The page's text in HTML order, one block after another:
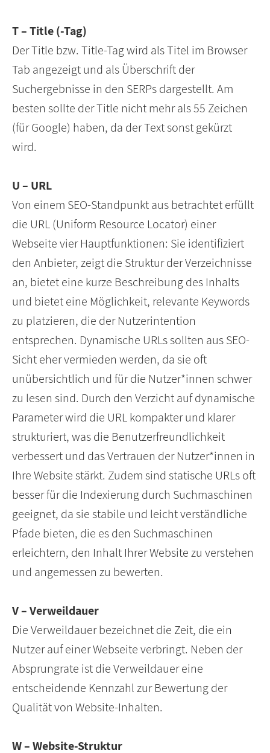
T – Title (-Tag)
Der Title bzw. Title-Tag wird als Titel im Browser
Tab angezeigt und als Überschrift der
Suchergebnisse in den SERPs dargestellt. Am
besten sollte der Title nicht mehr als 55 Zeichen
(für Google) haben, da der Text sonst gekürzt
wird.
U – URL
Von einem SEO-Standpunkt aus betrachtet erfüllt
die URL (Uniform Resource Locator) einer
Webseite vier Hauptfunktionen: Sie identifiziert
den Anbieter, zeigt die Struktur der Verzeichnisse
an, bietet eine kurze Beschreibung des Inhalts
und bietet eine Möglichkeit, relevante Keywords
zu platzieren, die der Nutzerintention
entsprechen. Dynamische URLs sollten aus SEO-
Sicht eher vermieden werden, da sie oft
unübersichtlich und für die Nutzer*innen schwer
zu lesen sind. Durch den Verzicht auf dynamische
Parameter wird die URL kompakter und klarer
strukturiert, was die Benutzerfreundlichkeit
verbessert und das Vertrauen der Nutzer*innen in
Ihre Website stärkt. Zudem sind statische URLs oft
besser für die Indexierung durch Suchmaschinen
geeignet, da sie stabile und leicht verständliche
Pfade bieten, die es den Suchmaschinen
erleichtern, den Inhalt Ihrer Website zu verstehen
und angemessen zu bewerten.
V – Verweildauer
Die Verweildauer bezeichnet die Zeit, die ein
Nutzer auf einer Webseite verbringt. Neben der
Absprungrate ist die Verweildauer eine
entscheidende Kennzahl zur Bewertung der
Qualität von Website-Inhalten.
W – Website-Struktur